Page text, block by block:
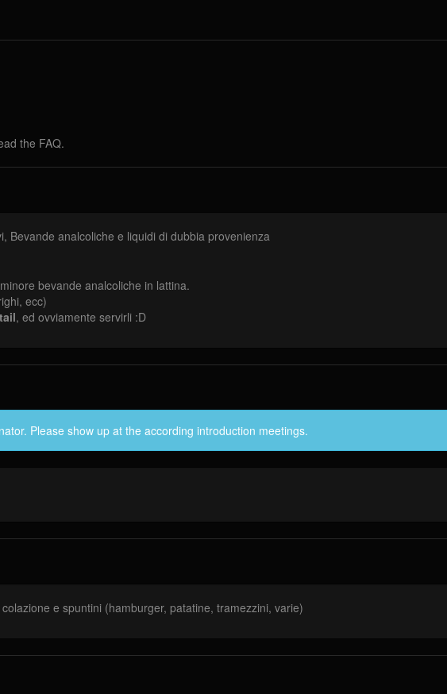
the FAQ.
Bevande analcoliche e liquidi di dubbia provenienza
bevande analcoliche in lattina.
ecc)
, ed ovviamente servirli :D
Please show up at the according introduction meetings.
e spuntini (hamburger, patatine, tramezzini, varie)